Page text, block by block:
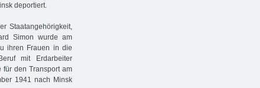
deportiert.
Staatangehörigkeit,
Simon wurde am
ihren Frauen in die
mit Erdarbeiter
für den Transport am
1941 nach Minsk